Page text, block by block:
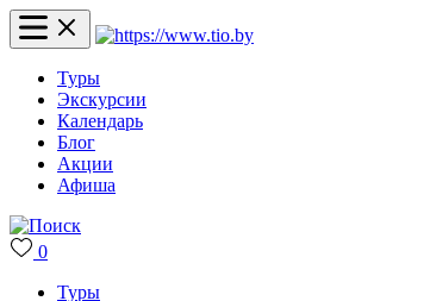
Туры
Экскурсии
Календарь
Блог
Акции
Афиша
0
Туры